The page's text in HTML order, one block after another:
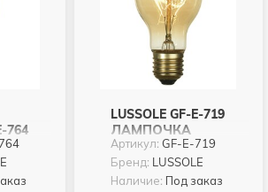
764
LUSSOLE GF-E-719
ЛАМПОЧКА
Артикул:GF-E-719
Бренд: LUSSOLE
Наличие: Под заказ